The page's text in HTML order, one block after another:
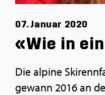
07. Januar 2020
«Wie in
Die alpine
gewann 2016 an